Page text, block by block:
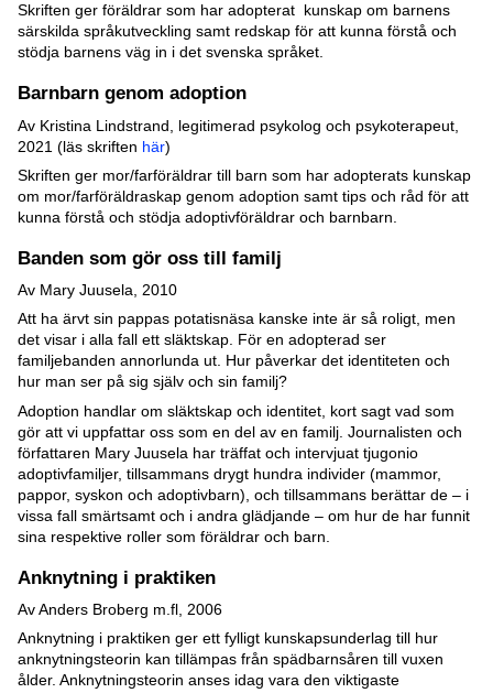
Skriften ger föräldrar som har adopterat kunskap om barnens
särskilda språkutveckling samt redskap för att kunna förstå och
stödja barnens väg in i det svenska språket.
Barnbarn genom adoption
Av Kristina Lindstrand, legitimerad psykolog och psykoterapeut,
2021 (läs skriften här)
Skriften ger mor/farföräldrar till barn som har adopterats kunskap
om mor/farföräldraskap genom adoption samt tips och råd för att
kunna förstå och stödja adoptivföräldrar och barnbarn.
Banden som gör oss till familj
Av Mary Juusela, 2010
Att ha ärvt sin pappas potatisnäsa kanske inte är så roligt, men
det visar i alla fall ett släktskap. För en adopterad ser
familjebanden annorlunda ut. Hur påverkar det identiteten och
hur man ser på sig själv och sin familj?
Adoption handlar om släktskap och identitet, kort sagt vad som
gör att vi uppfattar oss som en del av en familj. Journalisten och
författaren Mary Juusela har träffat och intervjuat tjugonio
adoptivfamiljer, tillsammans drygt hundra individer (mammor,
pappor, syskon och adoptivbarn), och tillsammans berättar de – i
vissa fall smärtsamt och i andra glädjande – om hur de har funnit
sina respektive roller som föräldrar och barn.
Anknytning i praktiken
Av Anders Broberg m.fl, 2006
Anknytning i praktiken ger ett fylligt kunskapsunderlag till hur
anknytningsteorin kan tillämpas från spädbarnsåren till vuxen
ålder. Anknytningsteorin anses idag vara den viktigaste